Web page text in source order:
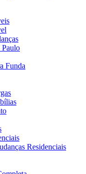
Paulo
Funda
Residenciais